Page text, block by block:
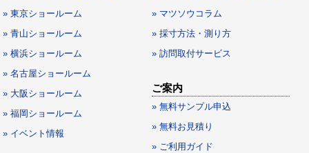
» 東京ショールーム
» 青山ショールーム
» 横浜ショールーム
» 名古屋ショールーム
» 大阪ショールーム
» 福岡ショールーム
» イベント情報
» マツソウコラム
» 採寸方法・測り方
» 訪問取付サービス
ご案内
» 無料サンプル申込
» 無料お見積り
» ご利用ガイド